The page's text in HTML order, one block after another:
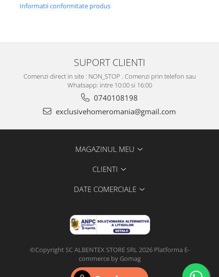
Informatii conformitate produs
SUPORT CLIENTI
Comenzi direct in site : NON_STOP . Comenzi prin telefon sau
Whatsapp: intre 10:00 si 16:00
0740108198
exclusivehomeromania@gmail.com
MAGAZINUL MEU
CLIENTI
DATE COMERCIALE
©Copyright SC ALBENTEX STORE SRL 2026 Platforma E-
commerce by Gomag